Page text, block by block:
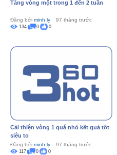
Tăng vòng một trong 1 đến 2 tuần
Đăng bởi minh ly 97 tháng trước
134 0 0
Cải thiện vòng 1 quá nhỏ kết quả tốt
siêu to
Đăng bởi minh ly 97 tháng trước
117 0 0